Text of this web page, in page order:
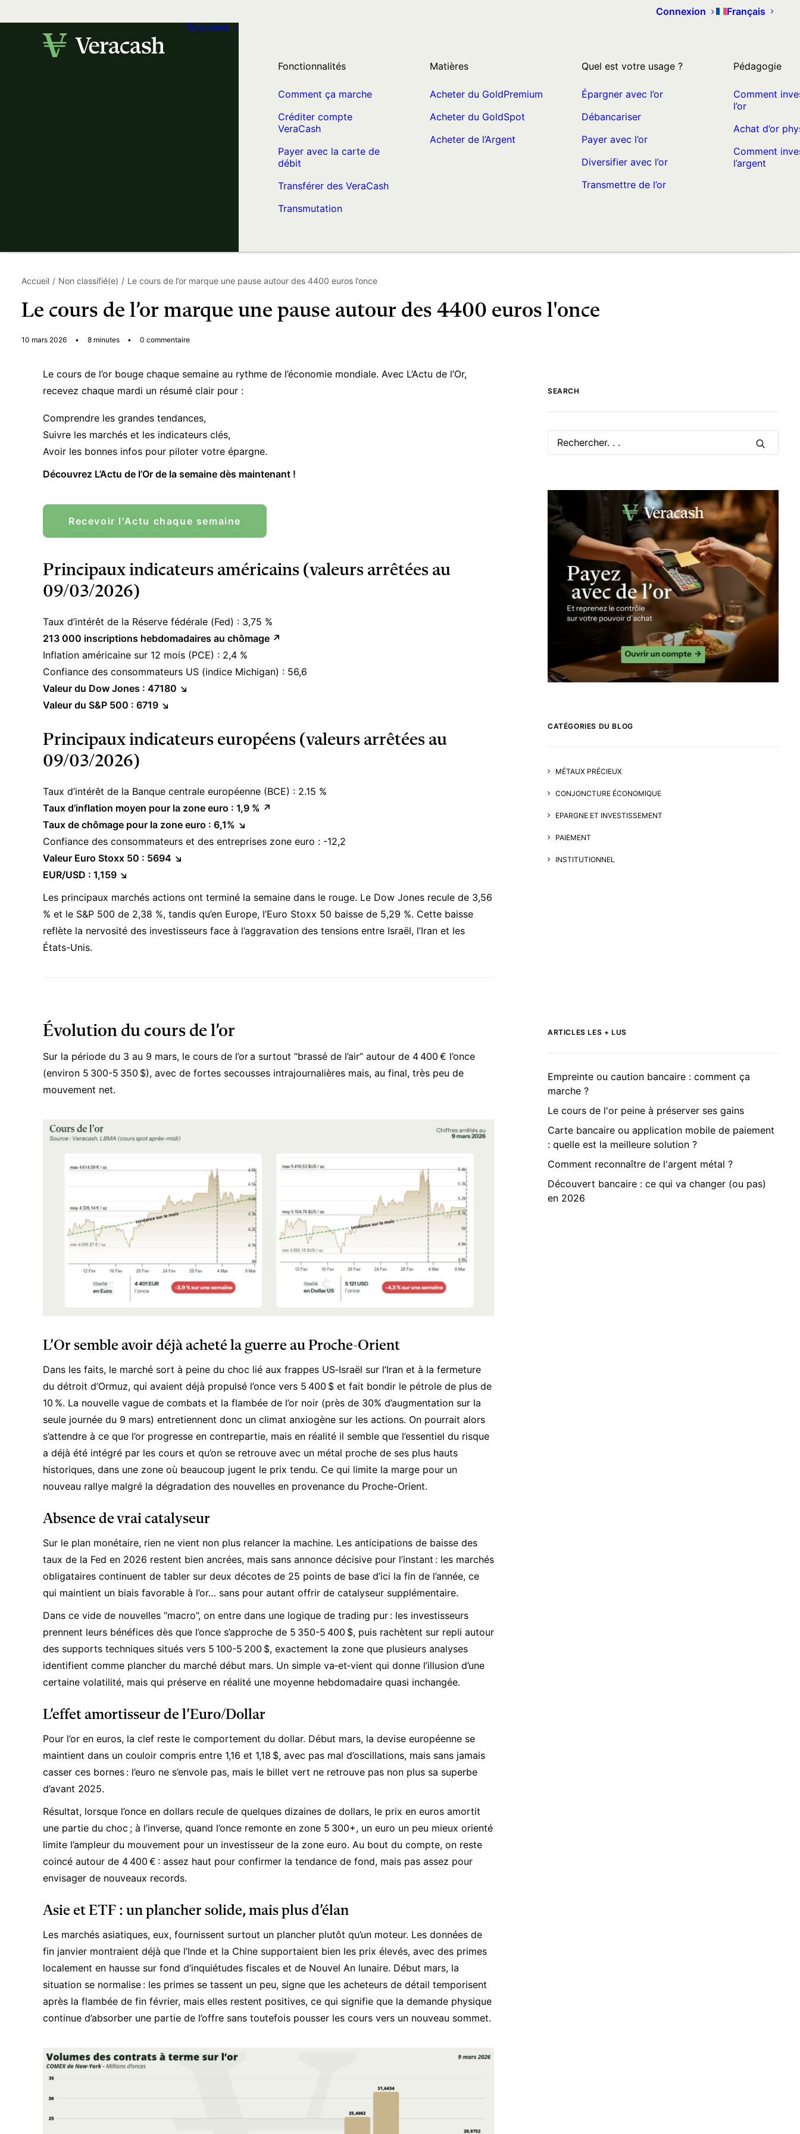
Connexion
Français
Solutions
Fonctionnalités
Comment ça marche
Créditer compte
VeraCash
Payer avec la carte de
débit
Transférer des VeraCash
Transmutation
Matières
Acheter du GoldPremium
Acheter du GoldSpot
Acheter de l’Argent
Quel est votre usage ?
Épargner avec l’or
Débancariser
Payer avec l’or
Diversifier avec l’or
Transmettre de l’or
Pédagogie
Comment
l’or
Achat d’or
Comment
l’argent
Accueil Non classifié(e) Le cours de l’or marque une pause autour des 4400 euros l’once
Le cours de l’or marque une pause autour des 4400 euros l'once
10 mars 2026 • 8 minutes • 0 commentaire
Le cours de l’or bouge chaque semaine au rythme de l’économie mondiale. Avec L’Actu de l’Or,
recevez chaque mardi un résumé clair pour :
Comprendre les grandes tendances,
Suivre les marchés et les indicateurs clés,
Avoir les bonnes infos pour piloter votre épargne.
Découvrez L’Actu de l’Or de la semaine dès maintenant !
Recevoir l'Actu chaque semaine
Principaux indicateurs américains (valeurs arrêtées au
09/03/2026)
Taux d’intérêt de la Réserve fédérale (Fed) : 3,75 %
213 000 inscriptions hebdomadaires au chômage ↗︎
Inflation américaine sur 12 mois (PCE) : 2,4 %
Confiance des consommateurs US (indice Michigan) : 56,6
Valeur du Dow Jones : 47180 ↘︎
Valeur du S&P 500 : 6719 ↘︎
Principaux indicateurs européens (valeurs arrêtées au
09/03/2026)
Taux d’intérêt de la Banque centrale européenne (BCE) : 2.15 %
Taux d’inflation moyen pour la zone euro : 1,9 % ↗︎
Taux de chômage pour la zone euro : 6,1% ↘︎
Confiance des consommateurs et des entreprises zone euro : -12,2
Valeur Euro Stoxx 50 : 5694 ↘︎
EUR/USD : 1,159 ↘︎
Les principaux marchés actions ont terminé la semaine dans le rouge. Le Dow Jones recule de 3,56
% et le S&P 500 de 2,38 %, tandis qu’en Europe, l’Euro Stoxx 50 baisse de 5,29 %. Cette baisse
reflète la nervosité des investisseurs face à l’aggravation des tensions entre Israël, l’Iran et les
États-Unis.
Évolution du cours de l’or
Sur la période du 3 au 9 mars, le cours de l’ora surtout “brassé de l’air” autour de 4 400 € l’once
(environ 5 300-5 350 $), avec de fortes secousses intrajournalières mais, au final, très peu de
mouvement net.
L’Or semble avoir déjà acheté la guerre au Proche-Orient
Dans les faits, le marché sort à peine du choc lié aux frappes US‑Israël sur l’Iran et à la fermeture
du détroit d’Ormuz, qui avaient déjà propulsé l’once vers 5 400 $ et fait bondir le pétrole de plus de
10 %. La nouvelle vague de combats et la flambée de l’or noir (près de 30% d’augmentation sur la
seule journée du 9 mars) entretiennent donc un climat anxiogène sur les actions. On pourrait alors
s’attendre à ce que l’or progresse en contrepartie, mais en réalité il semble que l’essentiel du risque
a déjà été intégré par les cours et qu’on se retrouve avec un métal proche de ses plus hauts
historiques, dans une zone où beaucoup jugent le prix tendu. Ce qui limite la marge pour un
nouveau rallye malgré la dégradation des nouvelles en provenance du Proche-Orient.
Absence de vrai catalyseur
Sur le plan monétaire, rien ne vient non plus relancer la machine. Les anticipations de baisse des
taux de la Fed en 2026 restent bien ancrées, mais sans annonce décisive pour l’instant : les marchés
obligataires continuent de tabler sur deux décotes de 25 points de base d’ici la fin de l’année, ce
qui maintient un biais favorable à l’or… sans pour autant offrir de catalyseur supplémentaire.
Dans ce vide de nouvelles “macro”, on entre dans une logique de trading pur : les investisseurs
prennent leurs bénéfices dès que l’once s’approche de 5 350-5 400 $, puis rachètent sur repli autour
des supports techniques situés vers 5 100-5 200 $, exactement la zone que plusieurs analyses
identifient comme plancher du marché début mars. Un simple va‑et‑vient qui donne l’illusion d’une
certaine volatilité, mais qui préserve en réalité une moyenne hebdomadaire quasi inchangée.
L’effet amortisseur de l’Euro/Dollar
Pour l’or en euros, la clef reste le comportement du dollar. Début mars, la devise européenne se
maintient dans un couloir compris entre 1,16 et 1,18 $, avec pas mal d’oscillations, mais sans jamais
casser ces bornes : l’euro ne s’envole pas, mais le billet vert ne retrouve pas non plus sa superbe
d’avant 2025.
Résultat, lorsque l’once en dollars recule de quelques dizaines de dollars, le prix en euros amortit
une partie du choc ; à l’inverse, quand l’once remonte en zone 5 300+, un euro un peu mieux orienté
limite l’ampleur du mouvement pour un investisseur de la zone euro. Au bout du compte, on reste
coincé autour de 4 400 € : assez haut pour confirmer la tendance de fond, mais pas assez pour
envisager de nouveaux records.
Asie et ETF : un plancher solide, mais plus d’élan
Les marchés asiatiques, eux, fournissent surtout un plancher plutôt qu’un moteur. Les données de
fin janvier montraient déjà que l’Inde et la Chine supportaient bien les prix élevés, avec des primes
localement en hausse sur fond d’inquiétudes fiscales et de Nouvel An lunaire. Début mars, la
situation se normalise : les primes se tassent un peu, signe que les acheteurs de détail temporisent
après la flambée de fin février, mais elles restent positives, ce qui signifie que la demande physique
continue d’absorber une partie de l’offre sans toutefois pousser les cours vers un nouveau sommet.
SEARCH
CATÉGORIES DU BLOG
MÉTAUX PRÉCIEUX
CONJONCTURE ÉCONOMIQUE
EPARGNE ET INVESTISSEMENT
PAIEMENT
INSTITUTIONNEL
ARTICLES LES + LUS
Empreinte ou caution bancaire : comment ça
marche ?
Le cours de l'or peine à préserver ses gains
Carte bancaire ou application mobile de paiement
: quelle est la meilleure solution ?
Comment reconnaître de l'argent métal ?
Découvert bancaire : ce qui va changer (ou pas)
en 2026